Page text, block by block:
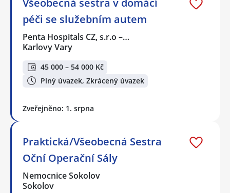
Všeobecná sestra v domácí
péči se služebním autem
Penta Hospitals CZ, s.r.o –…
Karlovy Vary
45 000 – 54 000 Kč
Plný úvazek, Zkrácený úvazek
Zveřejněno: 1. srpna
Praktická/Všeobecná Sestra
Oční Operační Sály
Nemocnice Sokolov
Sokolov